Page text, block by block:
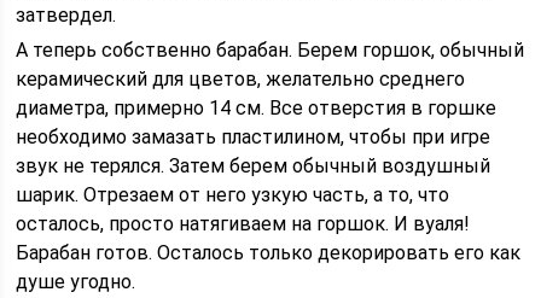
затвердел.
А теперь собственно барабан. Берем горшок, обычный
керамический для цветов, желательно среднего
диаметра, примерно 14 см. Все отверстия в горшке
необходимо замазать пластилином, чтобы при игре
звук не терялся. Затем берем обычный воздушный
шарик. Отрезаем от него узкую часть, а то, что
осталось, просто натягиваем на горшок. И вуаля!
Барабан готов. Осталось только декорировать его как
душе угодно.